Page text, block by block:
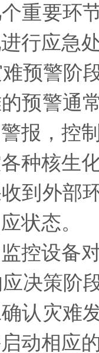
重要环
行应急处
预警阶
警通常
报，控
核生化
外部环
状态。
设备对
决策阶
灾难发
动相应